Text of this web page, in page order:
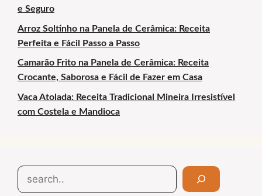
e Seguro
Arroz Soltinho na Panela de Cerâmica: Receita
Perfeita e Fácil Passo a Passo
Camarão Frito na Panela de Cerâmica: Receita
Crocante, Saborosa e Fácil de Fazer em Casa
Vaca Atolada: Receita Tradicional Mineira Irresistível
com Costela e Mandioca
Search